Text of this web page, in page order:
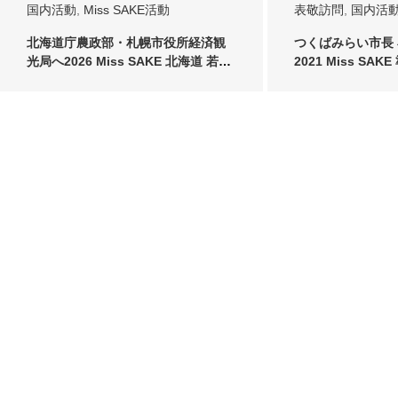
国内活動 Miss SAKE活動
北海道庁農政部・札幌市役所経済観
光局へ2026 Miss SAKE 北海道 若
表敬訪問 国内活
つくばみらい市
2021 Miss SAKE